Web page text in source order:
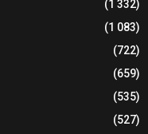
(1 332)
(1 083)
(722)
(659)
(535)
(527)